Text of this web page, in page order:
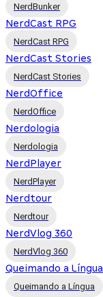
NerdBunker
NerdCast RPG
NerdCast RPG
NerdCast Stories
NerdCast Stories
NerdOffice
NerdOffice
Nerdologia
Nerdologia
NerdPlayer
NerdPlayer
Nerdtour
Nerdtour
NerdVlog 360
NerdVlog 360
Queimando a Língua
Queimando a Língua